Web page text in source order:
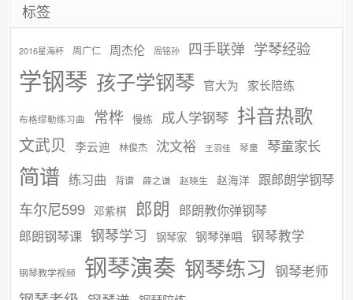
标签
2016星海杯 周广仁 周杰伦 周铭孙 四手联弹 学琴经验
学钢琴 孩子学钢琴 官大为 家长陪练
布格缪勒练习曲 常桦 慢练 成人学钢琴 抖音热歌
文武贝 李云迪 林俊杰 沈文裕 王羽佳 琴童 琴童家长
简谱 练习曲 背谱 薛之谦 赵晓生 赵海洋 跟郎朗学钢琴
车尔尼599 邓紫棋 郎朗 郎朗教你弹钢琴
郎朗钢琴课 钢琴学习 钢琴家 钢琴弹唱 钢琴教学
钢琴教学视频 钢琴演奏 钢琴练习 钢琴老师